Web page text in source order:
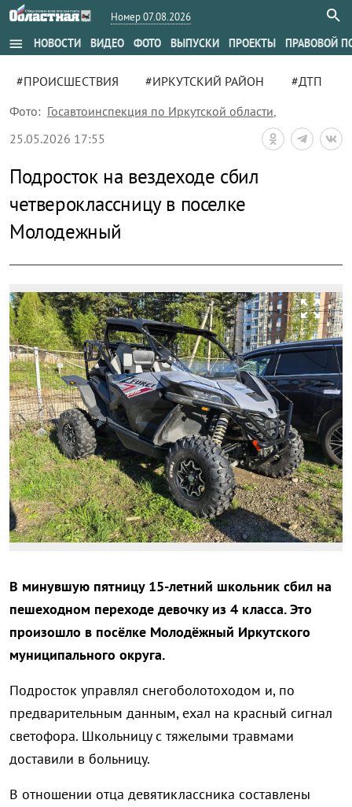
Номер 07.08.2026
menu НОВОСТИ ВИДЕО ФОТО ВЫПУСКИ ПРОЕКТЫ ПРАВОВОЙ
#ПРОИСШЕСТВИЯ #ИРКУТСКИЙ РАЙОН
#ДТП
Фото: Госавтоинспекция по Иркутской области,
25.05.2026 17:55
Подросток на вездеходе сбил
четвероклассницу в поселке
Молодежный
zoom_out_map
В минувшую пятницу 15-летний школьник сбил на
пешеходном переходе девочку из 4 класса. Это
произошло в посёлке Молодёжный Иркутского
муниципального округа.
Подросток управлял снегоболотоходом и, по
предварительным данным, ехал на красный сигнал
светофора. Школьницу с тяжелыми травмами
доставили в больницу.
В отношении отца девятиклассника составлены